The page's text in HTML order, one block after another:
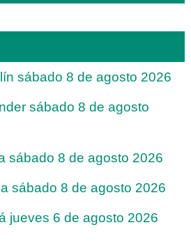
sábado 8 de agosto 2026
sábado 8 de agosto
sábado 8 de agosto 2026
sábado 8 de agosto 2026
jueves 6 de agosto 2026